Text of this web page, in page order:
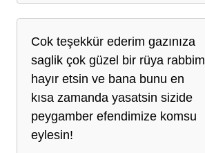
Cok teşekkür ederim gazınıza
saglik çok güzel bir rüya rabbim
hayır etsin ve bana bunu en
kısa zamanda yasatsin sizide
peygamber efendimize komsu
eylesin!